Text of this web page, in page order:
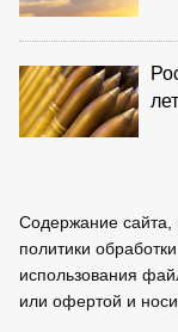
Содержание сайта,
политики
использования
или офертой и